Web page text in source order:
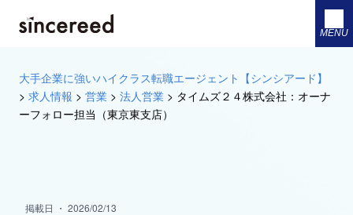
MENU
大手企業に強いハイクラス転職エージェント【シンシアード】
> 求人情報 > 営業 > 法人営業 > タイムズ２４株式会社：オーナ
ーフォロー担当（東京東支店）
掲載日 ・ 2026/02/13